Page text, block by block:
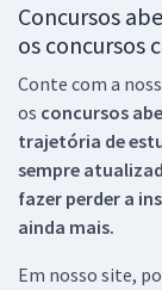
Concursos
os concursos
Conte com a
os concursos
trajetória de
sempre
fazer perder a
ainda mais.
Em nosso site,